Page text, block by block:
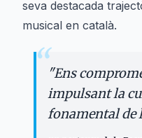
seva destacada
musical en català.
“"Ens
impulsant la
fonamental de